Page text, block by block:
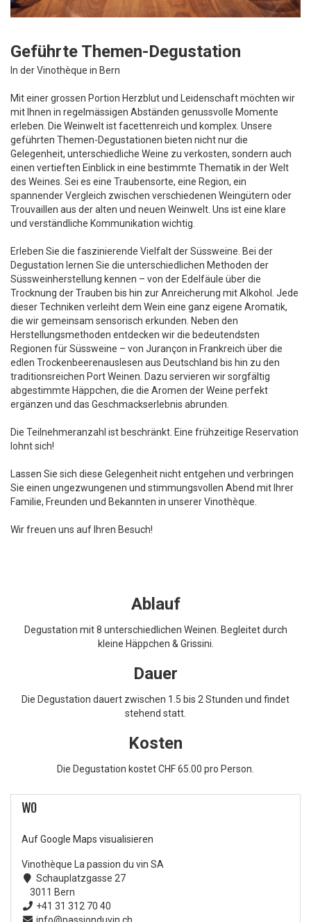
Geführte Themen-Degustation
In der Vinothèque in Bern
Mit einer grossen Portion Herzblut und Leidenschaft möchten wir
mit Ihnen in regelmässigen Abständen genussvolle Momente
erleben. Die Weinwelt ist facettenreich und komplex. Unsere
geführten Themen-Degustationen bieten nicht nur die
Gelegenheit, unterschiedliche Weine zu verkosten, sondern auch
einen vertieften Einblick in eine bestimmte Thematik in der Welt
des Weines. Sei es eine Traubensorte, eine Region, ein
spannender Vergleich zwischen verschiedenen Weingütern oder
Trouvaillen aus der alten und neuen Weinwelt. Uns ist eine klare
und verständliche Kommunikation wichtig.
Erleben Sie die faszinierende Vielfalt der Süssweine. Bei der
Degustation lernen Sie die unterschiedlichen Methoden der
Süssweinherstellung kennen – von der Edelfäule über die
Trocknung der Trauben bis hin zur Anreicherung mit Alkohol. Jede
dieser Techniken verleiht dem Wein eine ganz eigene Aromatik,
die wir gemeinsam sensorisch erkunden. Neben den
Herstellungsmethoden entdecken wir die bedeutendsten
Regionen für Süssweine – von Jurançon in Frankreich über die
edlen Trockenbeerenauslesen aus Deutschland bis hin zu den
traditionsreichen Port Weinen. Dazu servieren wir sorgfältig
abgestimmte Häppchen, die die Aromen der Weine perfekt
ergänzen und das Geschmackserlebnis abrunden.
Die Teilnehmeranzahl ist beschränkt. Eine frühzeitige Reservation
lohnt sich!
Lassen Sie sich diese Gelegenheit nicht entgehen und verbringen
Sie einen ungezwungenen und stimmungsvollen Abend mit Ihrer
Familie, Freunden und Bekannten in unserer Vinothèque.
Wir freuen uns auf Ihren Besuch!
Ablauf
Degustation mit 8 unterschiedlichen Weinen. Begleitet durch
kleine Häppchen & Grissini.
Dauer
Die Degustation dauert zwischen 1.5 bis 2 Stunden und findet
stehend statt.
Kosten
Die Degustation kostet CHF 65.00 pro Person.
WO
Auf Google Maps visualisieren
Vinothèque La passion du vin SA
Schauplatzgasse 27
3011 Bern
+41 31 312 70 40